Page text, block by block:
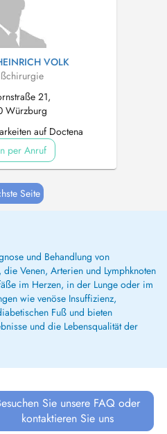
VOLK
21,
Würzburg
auf Doctena
per Anruf
Seite
und Behandlung von
Venen, Arterien und Lymphknoten
im Herzen, in der Lunge oder im
wie venöse Insuffizienz,
Fuß und bieten
und die Lebensqualität der
Sie unsere FAQ oder
kontaktieren Sie uns